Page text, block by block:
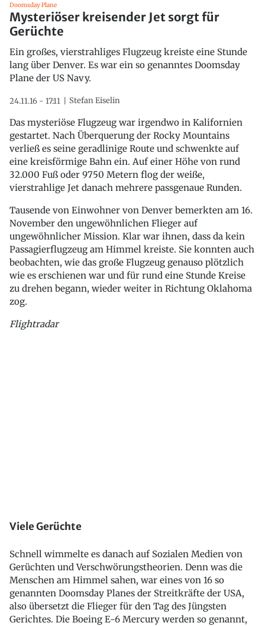
Doomsday Plane
Mysteriöser kreisender Jet sorgt für
Gerüchte
Ein großes, vierstrahliges Flugzeug kreiste eine Stunde
lang über Denver. Es war ein so genanntes Doomsday
Plane der US Navy.
24.11.16 - 17:11 Stefan Eiselin
Das mysteriöse Flugzeug war irgendwo in Kalifornien
gestartet. Nach Überquerung der Rocky Mountains
verließ es seine geradlinige Route und schwenkte auf
eine kreisförmige Bahn ein. Auf einer Höhe von rund
32.000 Fuß oder 9750 Metern flog der weiße,
vierstrahlige Jet danach mehrere passgenaue Runden.
Tausende von Einwohner von Denver bemerkten am 16.
November den ungewöhnlichen Flieger auf
ungewöhnlicher Mission. Klar war ihnen, dass da kein
Passagierflugzeug am Himmel kreiste. Sie konnten auch
beobachten, wie das große Flugzeug genauso plötzlich
wie es erschienen war und für rund eine Stunde Kreise
zu drehen begann, wieder weiter in Richtung Oklahoma
zog.
Flightradar
Viele Gerüchte
Schnell wimmelte es danach auf Sozialen Medien von
Gerüchten und Verschwörungstheorien. Denn was die
Menschen am Himmel sahen, war eines von 16 so
genannten Doomsday Planes der Streitkräfte der USA,
also übersetzt die Flieger für den Tag des Jüngsten
Gerichtes. Die Boeing E-6 Mercury werden so genannt,